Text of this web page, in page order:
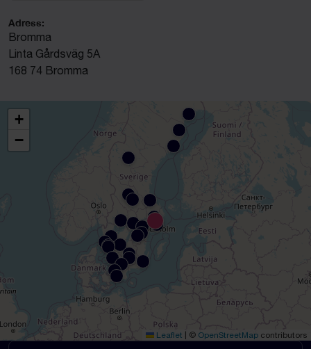
Adress:
Bromma
Linta Gårdsväg 5A
168 74 Bromma
+
−
Leaflet © OpenStreetMap contributors